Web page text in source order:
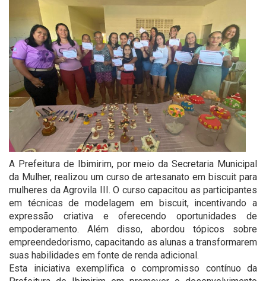
A Prefeitura de Ibimirim, por meio da Secretaria Municipal
da Mulher, realizou um curso de artesanato em biscuit para
mulheres da Agrovila III. O curso capacitou as participantes
em técnicas de modelagem em biscuit, incentivando a
expressão criativa e oferecendo oportunidades de
empoderamento. Além disso, abordou tópicos sobre
empreendedorismo, capacitando as alunas a transformarem
suas habilidades em fonte de renda adicional.
Esta iniciativa exemplifica o compromisso contínuo da